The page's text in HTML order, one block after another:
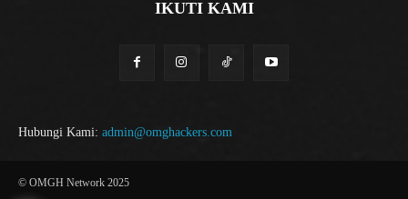
IKUTI KAMI
Hubungi Kami: admin@omghackers.com
© OMGH Network 2025